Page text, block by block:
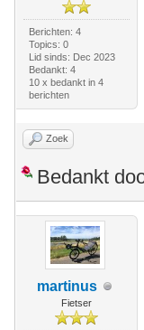
Berichten: 4
Topics: 0
Lid sinds: Dec 2023
Bedankt: 4
10 x bedankt in 4
berichten
Zoek
Bedankt
martinus
Fietser